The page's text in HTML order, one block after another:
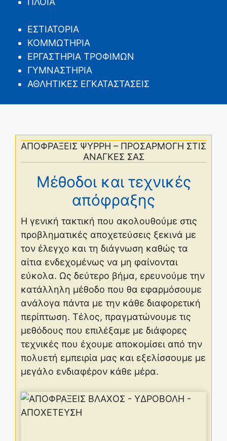
ΕΣΤΙΑΤΟΡΙΑ
ΚΟΜΜΩΤΗΡΙΑ
ΕΡΓΑΣΤΗΡΙΑ ΤΡΟΦΙΜΩΝ
ΓΥΜΝΑΣΤΗΡΙΑ
ΑΘΛΗΤΙΚΕΣ ΕΓΚΑΤΑΣΤΑΣΕΙΣ
ΑΠΟΦΡΑΞΕΙΣ ΨΥΡΡΗ – ΠΡΟΣΑΡΜΟΓΗ ΣΤΙΣ
ΑΝΑΓΚΕΣ ΣΑΣ
Μέθοδοι και τεχνικές
απόφραξης
Η γενική τακτική που ακολουθούμε στις
προβληματικές αποχετεύσεις ξεκινά με
τον έλεγχο και τη διάγνωση καθώς τα
αίτια ενδεχομένως να μη φαίνονται
εύκολα. Ως δεύτερο βήμα, ερευνούμε την
κατάλληλη μέθοδο που θα εφαρμόσουμε
ανάλογα πάντα με την κάθε διαφορετική
περίπτωση. Τέλος, πραγματώνουμε τις
μεθόδους που επιλέξαμε με διάφορες
τεχνικές που έχουμε αποκομίσει από την
πολυετή εμπειρία μας και εξελίσσουμε με
μεγάλο ενδιαφέρον κάθε μέρα.